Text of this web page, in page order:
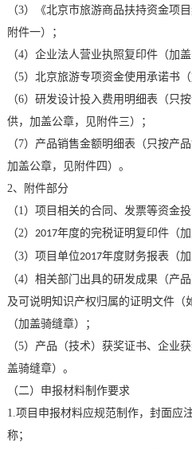
（3）《北京市旅游商品扶持资金项
附件一）；
（4）企业法人营业执照复印件（
（5）北京旅游专项资金使用承诺
（6）研发设计投入费用明细表（只
供，加盖公章，见附件三）；
（7）产品销售金额明细表（只按产
加盖公章，见附件四）。
2、附件部分
（1 ）项目相关的合同、发票等资金
（2） 2017年度的完税证明复印件（
（3）项目单位2017年度财务报表（
（4）相关部门出具的研发成果（产
及可说明知识产权归属的证明文件（
（加盖骑缝章）；
（5）产品（技术）获奖证书、企业
盖骑缝章）。
（二）申报材料制作要求
1. 项目申报材料应规范制作，封面应
称；